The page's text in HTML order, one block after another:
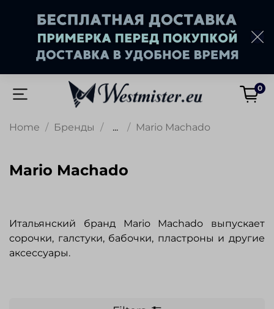
0
Home Бренды ... Mario Machado
Mario Machado
Итальянский бранд Mario Machado выпускает
сорочки, галстуки, бабочки, пластроны и другие
аксессуары.